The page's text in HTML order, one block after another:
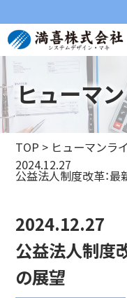
ヒューマ
TOP > ヒューマンラ
2024.12.27
公益法人制度改革：
2024.12.27
公益法人制度
の展望